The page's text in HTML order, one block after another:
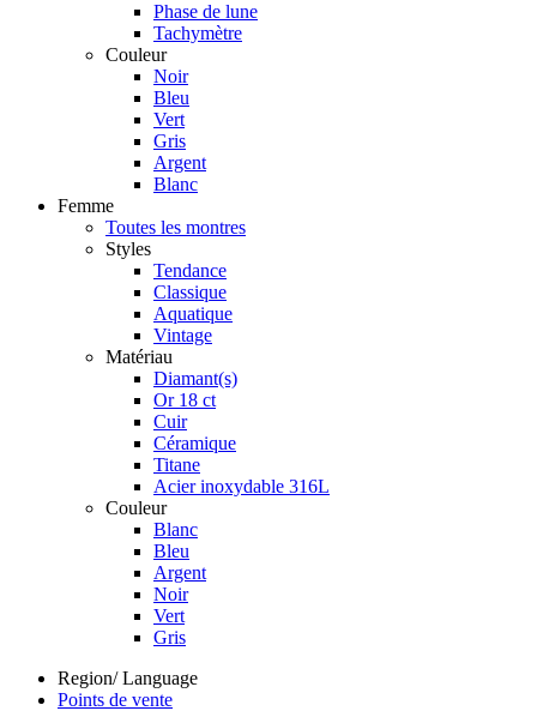
Phase de lune
Tachymètre
Couleur
Noir
Bleu
Vert
Gris
Argent
Blanc
Femme
Toutes les montres
Styles
Tendance
Classique
Aquatique
Vintage
Matériau
Diamant(s)
Or 18 ct
Cuir
Céramique
Titane
Acier inoxydable 316L
Couleur
Blanc
Bleu
Argent
Noir
Vert
Gris
Region/ Language
Points de vente